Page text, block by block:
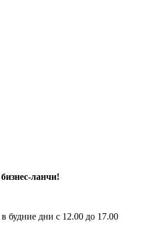
ланчи!
будние дни с 12.00 до 17.00